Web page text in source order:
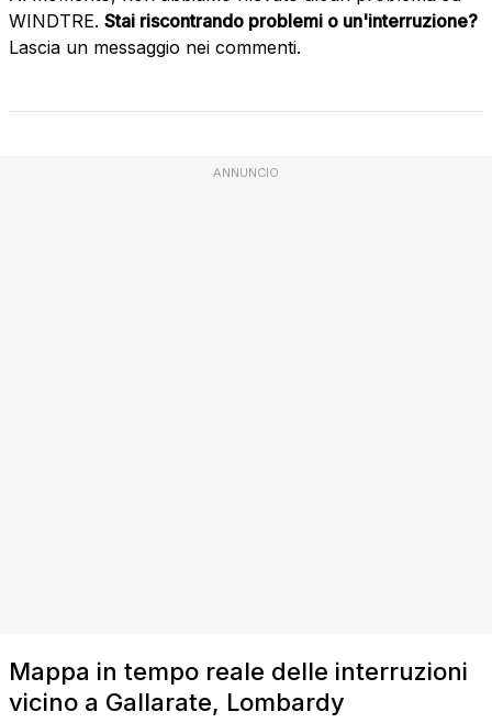
WINDTRE. Stai riscontrando problemi o un'interruzione?
Lascia un messaggio nei commenti.
ANNUNCIO
Mappa in tempo reale delle interruzioni
vicino a Gallarate, Lombardy